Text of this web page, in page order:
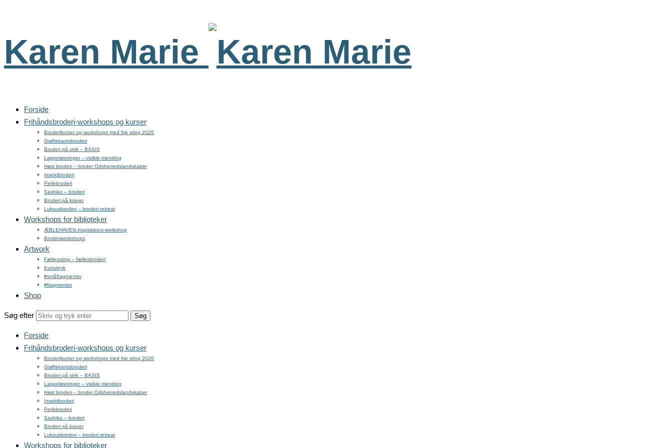
Karen Marie
Forside
Frihåndsbroderi-workshops og kurser
Broderikurser og workshops med frie sting 2026
Grøftekantsbroderi
Broderi på strik – BASIS
Lappeløsninger – visible mending
Høst broderi – broder Odsherredslandskaber
Insektbroderi
Perlebroderi
Sashiko – broderi
Broderi på kraver
Luksusbroderi – broderi retreat
Workshops for biblioteker
ÆBLEHAVEN inspirations-workshop
Broderiworkshops
Artwork
Fællessting – fællesbroderi
Kunsttryk
#småfragmenter
#fragmenter
Shop
Søg efter
Forside
Frihåndsbroderi-workshops og kurser
Broderikurser og workshops med frie sting 2026
Grøftekantsbroderi
Broderi på strik – BASIS
Lappeløsninger – visible mending
Høst broderi – broder Odsherredslandskaber
Insektbroderi
Perlebroderi
Sashiko – broderi
Broderi på kraver
Luksusbroderi – broderi retreat
Workshops for biblioteker